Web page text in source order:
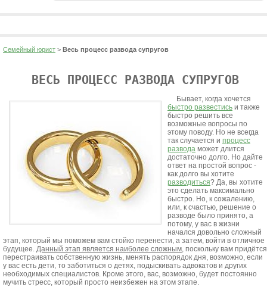
Семейный юрист > Весь процесс развода супругов
ВЕСЬ ПРОЦЕСС РАЗВОДА СУПРУГОВ
Бывает, когда хочется
быстро развестись и также
быстро решить все
возможные вопросы по
этому поводу. Но не всегда
так случается и процесс
развода может длится
достаточно долго. Но дайте
ответ на простой вопрос -
как долго вы хотите
разводиться? Да, вы хотите
это сделать максимально
быстро. Но, к сожалению,
или, к счастью, решение о
разводе было принято, а
потому, у вас в жизни
начался довольно сложный
этап, который мы поможем вам стойко перенести, а затем, войти в отличное
будущее. Данный этап является наиболее сложным, поскольку вам придётся
перестраивать собственную жизнь, менять распорядок дня, возможно, если
у вас есть дети, то заботиться о детях, подыскивать адвокатов и других
необходимых специалистов. Кроме этого, вас, возможно, будет постоянно
мучить стресс, который просто неизбежен на этом этапе.